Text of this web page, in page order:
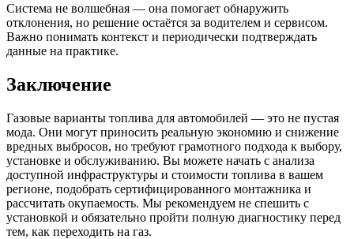
Система не волшебная — она помогает обнаружить
отклонения, но решение остаётся за водителем и сервисом.
Важно понимать контекст и периодически подтверждать
данные на практике.
Заключение
Газовые варианты топлива для автомобилей — это не пустая
мода. Они могут приносить реальную экономию и снижение
вредных выбросов, но требуют грамотного подхода к выбору,
установке и обслуживанию. Вы можете начать с анализа
доступной инфраструктуры и стоимости топлива в вашем
регионе, подобрать сертифицированного монтажника и
рассчитать окупаемость. Мы рекомендуем не спешить с
установкой и обязательно пройти полную диагностику перед
тем, как переходить на газ.